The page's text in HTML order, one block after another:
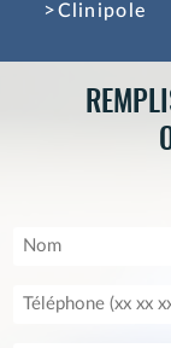
Clinipole